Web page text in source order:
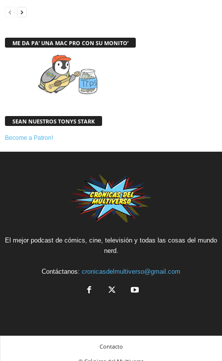
ME DA PA’ UNA MAC PRO CON SU MONITO’
SEAN NUESTROS TONYS STARK
Become a Patron!
El mejor podcast de cómics, cine, televisión y todas las cosas del mundo
nerd.
Contáctanos: cronicasdelmultiverso@gmail.com
Contacto